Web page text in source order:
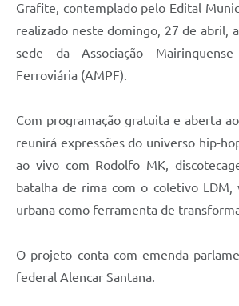
Grafite, contemplado pelo Edital
realizado neste domingo, 27 de abril,
sede da Associação
Ferroviária (AMPF).
Com programação gratuita e aberta
reunirá expressões do universo hip-
ao vivo com Rodolfo MK,
batalha de rima com o coletivo LDM,
urbana como ferramenta de
O projeto conta com emenda
federal Alencar Santana.